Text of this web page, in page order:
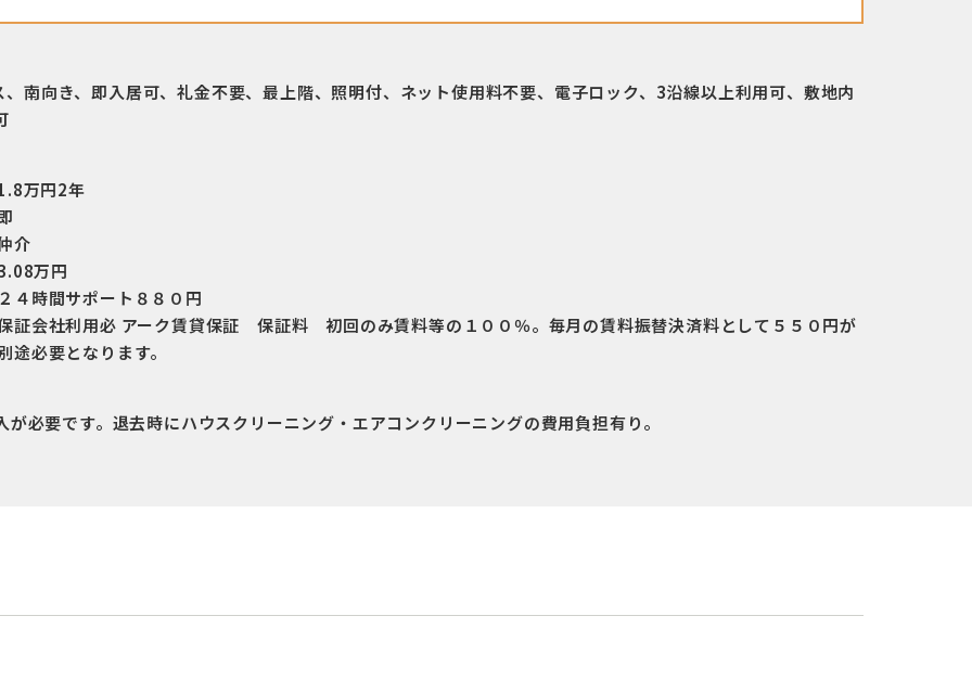
南向き、即入居可、礼金不要、最上階、照明付、ネット使用料不要、電子ロック、3沿線以上利用可、敷地内
万円2年
介
万円
４時間サポート８８０円
証会社利用必 アーク賃貸保証 保証料 初回のみ賃料等の１００％。毎月の賃料振替決済料として５５０円が
途必要となります。
必要です。退去時にハウスクリーニング・エアコンクリーニングの費用負担有り。